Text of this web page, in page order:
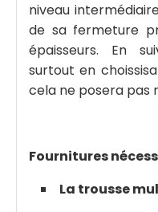
niveau
de sa fermeture
épaisseurs. En
surtout en
cela ne posera pas
Fournitures
La trousse